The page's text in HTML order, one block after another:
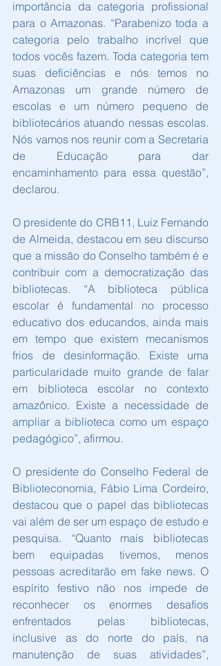
importância da categoria profissional
para o Amazonas. “Parabenizo toda a
categoria pelo trabalho incrível que
todos vocês fazem. Toda categoria tem
suas deficiências e nós temos no
Amazonas um grande número de
escolas e um número pequeno de
bibliotecários atuando nessas escolas.
Nós vamos nos reunir com a Secretaria
de Educação para dar
encaminhamento para essa questão”,
declarou.
O presidente do CRB11, Luiz Fernando
de Almeida, destacou em seu discurso
que a missão do Conselho também é e
contribuir com a democratização das
bibliotecas. “A biblioteca pública
escolar é fundamental no processo
educativo dos educandos, ainda mais
em tempo que existem mecanismos
frios de desinformação. Existe uma
particularidade muito grande de falar
em biblioteca escolar no contexto
amazônico. Existe a necessidade de
ampliar a biblioteca como um espaço
pedagógico”, afirmou.
O presidente do Conselho Federal de
Biblioteconomia, Fábio Lima Cordeiro,
destacou que o papel das bibliotecas
vai além de ser um espaço de estudo e
pesquisa. “Quanto mais bibliotecas
bem equipadas tivemos, menos
pessoas acreditarão em fake news. O
espírito festivo não nos impede de
reconhecer os enormes desafios
enfrentados pelas bibliotecas,
inclusive as do norte do país, na
manutenção de suas atividades”,